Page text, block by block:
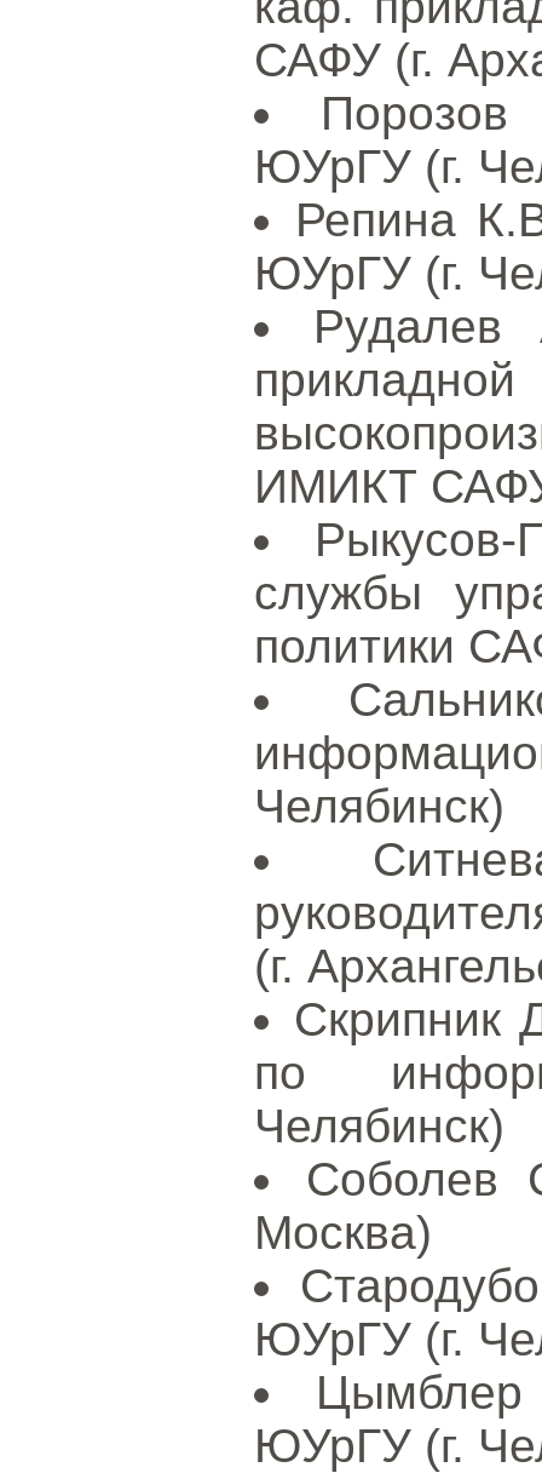
САФУ (г.
ЮУрГУ (г.
Репина
ЮУрГУ (г.
ИМИКТ САФУ
службы
политики
Челябинск)
(г.
Скрипник
по
Челябинск)
Соболев
Москва)
ЮУрГУ (г.
ЮУрГУ (г.